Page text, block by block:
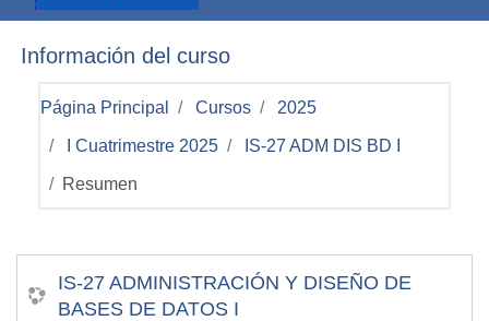
Información del curso
Página Principal Cursos 2025
I Cuatrimestre 2025 IS-27 ADM DIS BD I
Resumen
IS-27 ADMINISTRACIÓN Y DISEÑO DE
BASES DE DATOS I